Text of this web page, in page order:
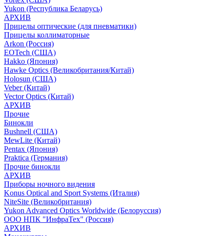
Yukon (Республика Беларусь)
АРХИВ
Прицелы оптические (для пневматики)
Прицелы коллиматорные
Arkon (Россия)
EOTech (США)
Hakko (Япония)
Hawke Optics (Великобритания/Китай)
Holosun (США)
Veber (Китай)
Vector Optics (Китай)
АРХИВ
Прочие
Бинокли
Bushnell (США)
MewLite (Китай)
Pentax (Япония)
Praktica (Германия)
Прочие бинокли
АРХИВ
Приборы ночного видения
Konus Optical and Sport Systems (Италия)
NiteSite (Великобритания)
Yukon Advanced Optics Worldwide (Белоруссия)
ООО НПК "ИнфраТех" (Россия)
АРХИВ